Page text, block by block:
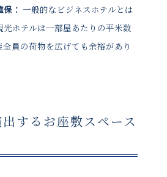
： 一般的なビジネスホテルとは
ホテルは一部屋あたりの平米数
員の荷物を広げても余裕があり
するお座敷スペース